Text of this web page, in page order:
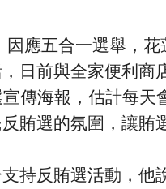
因應五合一選舉，花
日前與全家便利商
傳海報，估計每天
賄選的氛圍，讓賄
持反賄選活動，他